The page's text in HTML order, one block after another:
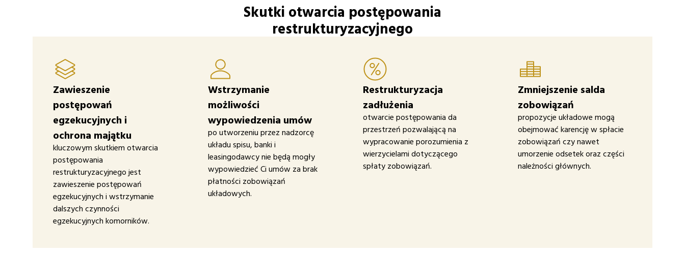
Skutki otwarcia postępowania
restrukturyzacyjnego
Zawieszenie
postępowań
egzekucyjnych i
ochrona majątku
kluczowym skutkiem otwarcia
postępowania
restrukturyzacyjnego jest
zawieszenie postępowań
egzekucyjnych i wstrzymanie
dalszych czynności
egzekucyjnych komorników.
Wstrzymanie
możliwości
wypowiedzenia umów
po utworzeniu przez nadzorcę
układu spisu, banki i
leasingodawcy nie będą mogły
wypowiedzieć Ci umów za brak
płatności zobowiązań
układowych.
Restrukturyzacja
zadłużenia
otwarcie postępowania da
przestrzeń pozwalającą na
wypracowanie porozumienia z
wierzycielami dotyczącego
spłaty zobowiązań.
Zmniejszenie salda
zobowiązań
propozycje układowe mogą
obejmować karencję w spłacie
zobowiązań czy nawet
umorzenie odsetek oraz części
należności głównych.